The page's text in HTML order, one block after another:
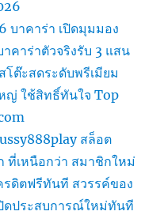
บาคาร่า เปิดมุมมอง
คาร่าตัวจริงรับ 3 แสน
โต๊ะสดระดับพรีเมียม
ญ่ ใช้สิทธิ์ทันใจ Top
สล็อต
ที่เหนือกว่า สมาชิกใหม่
ดิตฟรีทันที สวรรค์ของ
ดประสบการณ์ใหม่ทันที